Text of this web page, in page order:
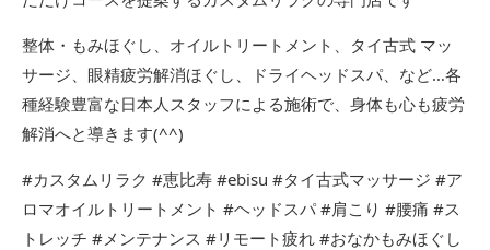
整体・もみほぐし、オイルトリートメント、タイ古式 マッ
サージ、眼精疲労解消ほぐし、ドライヘッドスパ、など…各
種経験豊富な日本人スタッフによる施術で、身体も心も疲労
解消へと導きます(^^)
#カスタムリラク #恵比寿 #ebisu #タイ古式マッサージ #ア
ロマオイルトリートメント #ヘッドスパ #肩こり #腰痛 #ス
トレッチ #メンテナンス #リモート疲れ #おなかもみほぐし